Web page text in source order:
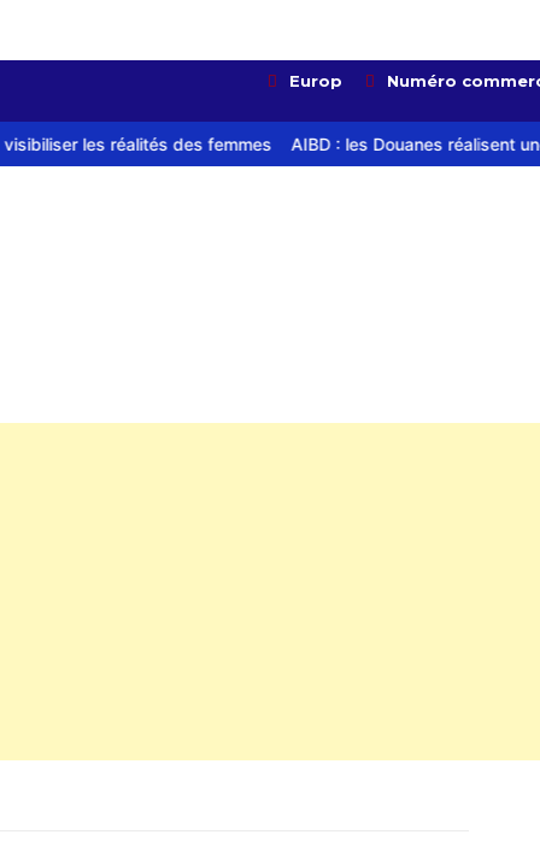
Europ Numéro
des femmes AIBD : les Douanes réalisent une saisie de 28 kg